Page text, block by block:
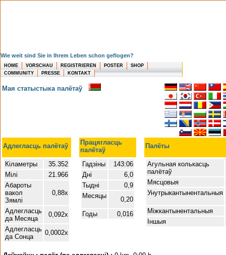
Wie weit sind Sie in Ihrem Leben schon geflogen?
HOME VORSCHAU REGISTRIEREN POSTER
SHOP
COMMUNITY
PRESSE KONTAKT
Мая статыстыка палётаў
Адлегласць палётаў
Працягласць
палётаў
Палёты
Кіламетры
35.352
Мілі
21.966
Абароты
вакол
Зямлі
0,88x
Адлегласць
да Месяца
0,092x
Адлегласць
да Сонца
0,0002x
Гадзіны
143:06
Дні
6,0
Тыдні
0,9
Месяцы
0,20
Годы
0,016
Агульная колькасць
палётаў
Мясцовыя
Унутрыкантынентальныя
Міжкантынентальныя
Іншыя